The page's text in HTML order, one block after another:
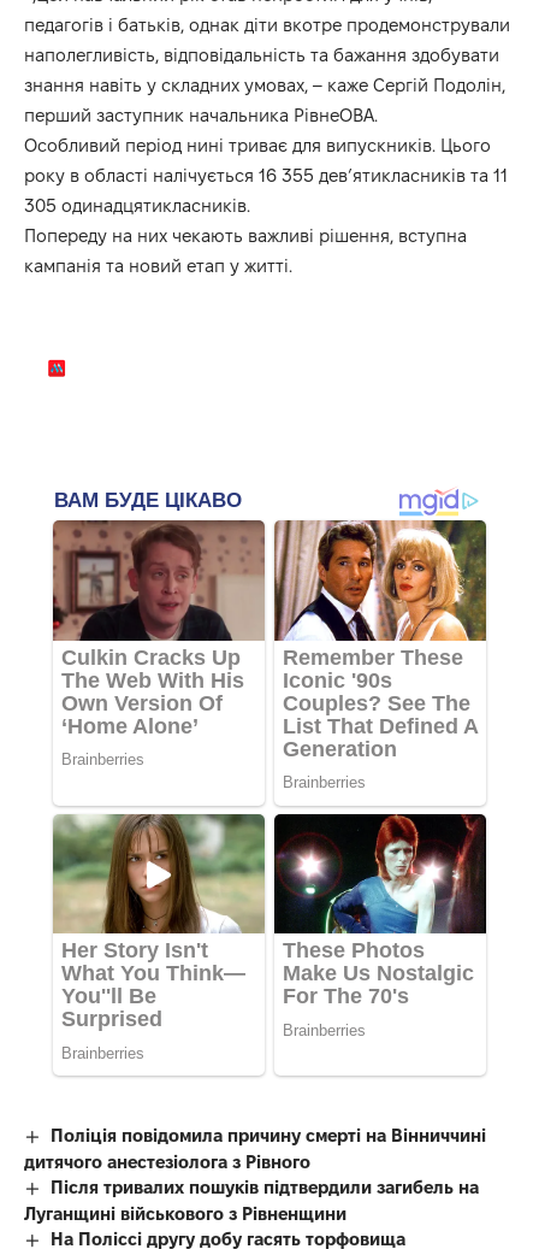
педагогів і батьків, однак діти вкотре продемонстрували
наполегливість, відповідальність та бажання здобувати
знання навіть у складних умовах, – каже Сергій Подолін,
перший заступник начальника РівнеОВА.
Особливий період нині триває для випускників. Цього
року в області налічується 16 355 дев’ятикласників та 11
305 одинадцятикласників.
Попереду на них чекають важливі рішення, вступна
кампанія та новий етап у житті.
Поліція повідомила причину смерті на Вінниччині
дитячого анестезіолога з Рівного
Після тривалих пошуків підтвердили загибель на
Луганщині військового з Рівненщини
На Поліссі другу добу гасять торфовища